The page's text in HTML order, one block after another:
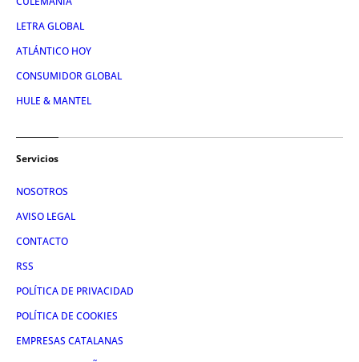
LETRA GLOBAL
ATLÁNTICO HOY
CONSUMIDOR GLOBAL
HULE & MANTEL
Servicios
NOSOTROS
AVISO LEGAL
CONTACTO
RSS
POLÍTICA DE PRIVACIDAD
POLÍTICA DE COOKIES
EMPRESAS CATALANAS